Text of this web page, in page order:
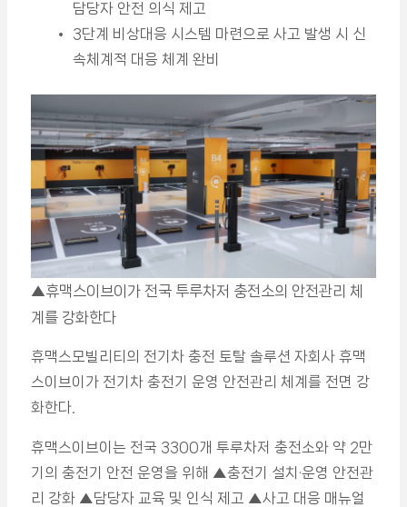
담당자 안전 의식 제고
3단계 비상대응 시스템 마련으로 사고 발생 시 신
속체계적 대응 체계 완비
▲휴맥스이브이가 전국 투루차저 충전소의 안전관리 체
계를 강화한다
휴맥스모빌리티의 전기차 충전 토탈 솔루션 자회사 휴맥
스이브이가 전기차 충전기 운영 안전관리 체계를 전면 강
화한다.
휴맥스이브이는 전국 3300개 투루차저 충전소와 약 2만
기의 충전기 안전 운영을 위해 ▲충전기 설치·운영 안전관
리 강화 ▲담당자 교육 및 인식 제고 ▲사고 대응 매뉴얼